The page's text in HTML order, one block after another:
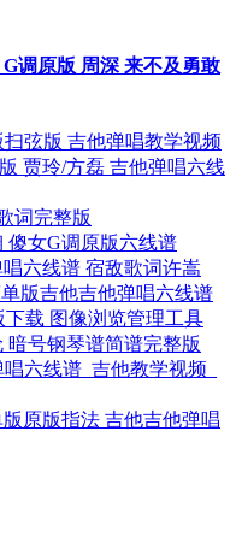
调原版 周深 来不及勇敢
弦版 吉他弹唱教学视频
贾玲/方磊 吉他弹唱六线
词完整版
傻女G调原版六线谱
六线谱 宿敌歌词许嵩
版吉他吉他弹唱六线谱
下载 图像浏览管理工具
暗号钢琴谱简谱完整版
六线谱_吉他教学视频_
原版指法 吉他吉他弹唱